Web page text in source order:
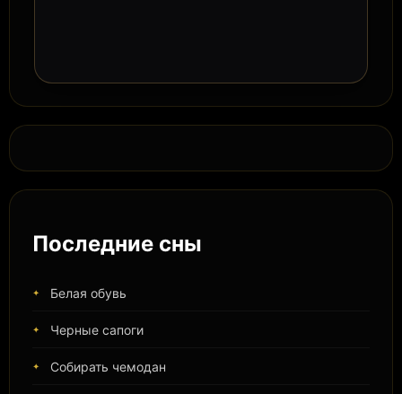
Последние сны
Белая обувь
Черные сапоги
Собирать чемодан